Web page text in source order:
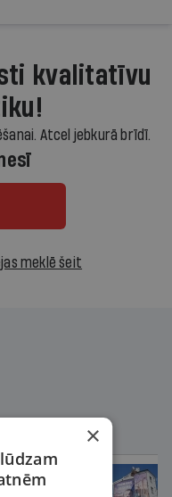
kvalitatīvu
Atcel jebkurā brīdī.
meklē šeit
×